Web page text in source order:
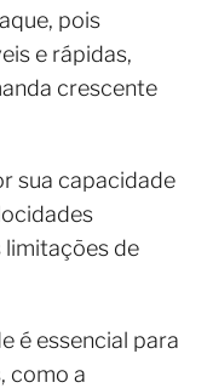
pois
e rápidas,
crescente
sua capacidade
limitações de
é essencial para
como a